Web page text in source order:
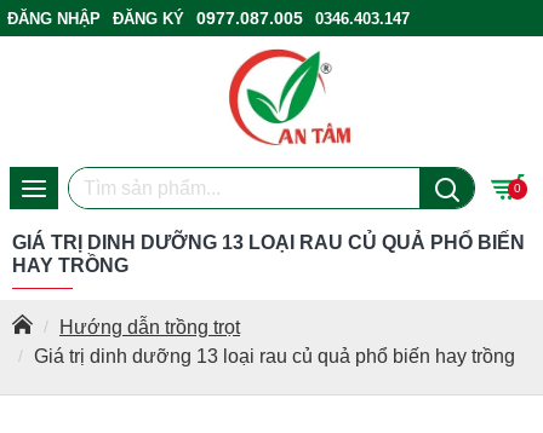
ĐĂNG NHẬP ĐĂNG KÝ 0977.087.005
0346.403.147
0
Hướng dẫn trồng trọt
Giá trị dinh dưỡng 13 loại rau củ quả phổ biến hay trồng
GIÁ TRỊ DINH DƯỠNG 13 LOẠI RAU CỦ QUẢ PHỔ BIẾN
HAY TRỒNG